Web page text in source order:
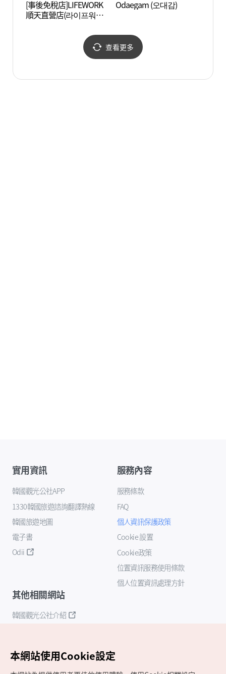
[事後免稅店]LIFEWORK
順天直營店(라이프워크
Odaegam (오대감)
查看更多
實用資訊
韓國觀光公社APP
1330韓國旅遊諮詢翻譯熱線
韓國旅遊地圖
電子書
Odii
服務內容
服務條款
FAQ
個人資訊保護政策
Cookie 設置
Cookie政策
位置資訊服務使用條款
個人位置資訊處理方針
其他相關網站
韓國觀光公社介紹
本網站使用Cookie設定